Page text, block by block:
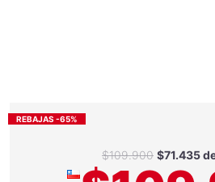
REBAJAS -65%
$109.900 $71.435